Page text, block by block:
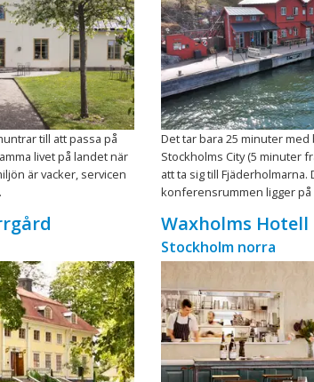
till att passa på
livet på landet när
är vacker, servicen
Det tar bara 25 minuter med
Stockholms City (5 minuter
att ta sig till Fjäderholmarna.
konferensrummen ligger på
Waxholms Hotell
Stockholm norra